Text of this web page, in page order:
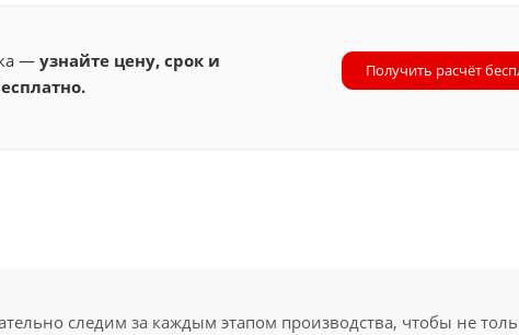
—узнайте цену, срок и
Получить расчёт
следим за каждым этапом производства, чтобы не